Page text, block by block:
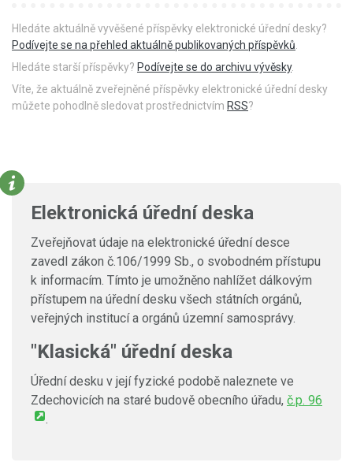
Hledáte aktuálně vyvěšené příspěvky elektronické úřední desky?
Podívejte se na přehled aktuálně publikovaných příspěvků
Hledáte starší příspěvky? Podívejte se do archivu vývěsky.
Víte, že aktuálně zveřejněné příspěvky elektronické úřední desky
můžete pohodlně sledovat prostřednictvím RSS?
Elektronická úřední deska
Zveřejňovat údaje na elektronické úřední desce
zavedl zákon č.106/1999 Sb., o svobodném přístupu
k informacím. Tímto je umožněno nahlížet dálkovým
přístupem na úřední desku všech státních orgánů,
veřejných institucí a orgánů územní samosprávy.
"Klasická" úřední deska
Úřední desku v její fyzické podobě naleznete ve
Zdechovicích na staré budově obecního úřadu, č.p. 96
.